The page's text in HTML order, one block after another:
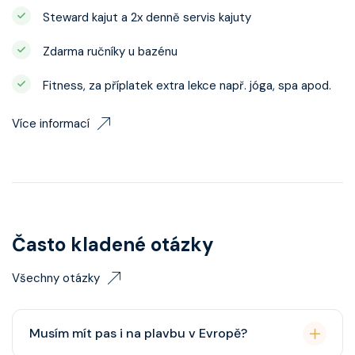
Steward kajut a 2x denně servis kajuty
Zdarma ručníky u bazénu
Fitness, za příplatek extra lekce např. jóga, spa apod.
Více informací
Často kladené otázky
Všechny otázky
Musím mít pas i na plavbu v Evropě?